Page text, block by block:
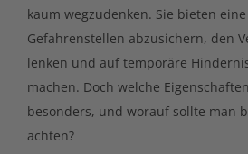
kaum wegzudenken. Sie bieten
Gefahrenstellen abzusichern, den
lenken und auf temporäre
machen. Doch welche
besonders, und worauf sollte man
achten?